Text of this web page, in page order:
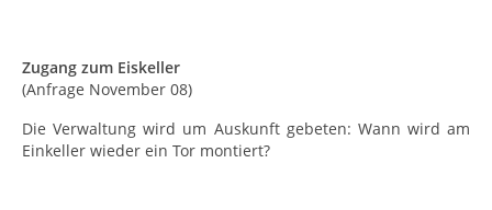
Zugang zum Eiskeller
(Anfrage November 08)
Die Verwaltung wird um Auskunft gebeten: Wann wird am
Einkeller wieder ein Tor montiert?